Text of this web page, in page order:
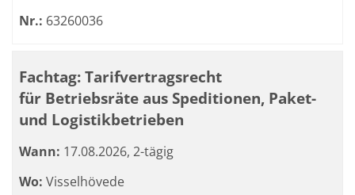
Nr.: 63260036
Fachtag: Tarifvertragsrecht
für Betriebsräte aus Speditionen, Paket-
und Logistikbetrieben
Wann: 17.08.2026, 2-tägig
Wo: Visselhövede